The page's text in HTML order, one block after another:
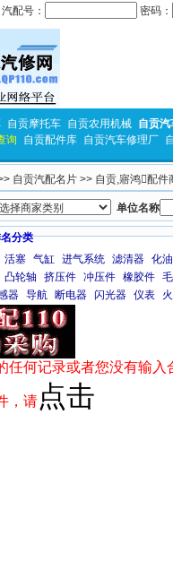
汽配号： 密码：
自贡摩托车 自贡农用机械 自贡
询 自贡配件库 自贡汽车修理厂
自贡汽配名片 >> 自贡,寤鸿配件
单位名称
分类
活塞 气缸 进气系统 滤清器 化
凸轮轴 挤压件 冲压件 橡胶件
器 导航 断电器 闪光器 仪表
任何记录或者您没有输
，请 点击